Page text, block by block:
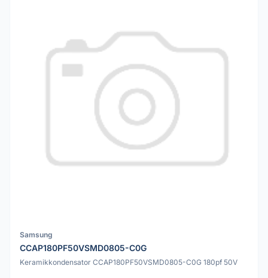
Samsung
CCAP180PF50VSMD0805-C0G
Keramikkondensator CCAP180PF50VSMD0805-C0G 180pf 50V